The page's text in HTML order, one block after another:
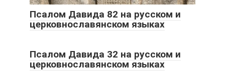
Псалом Давида 82 на русском и
церковнославянском языках
Псалом Давида 32 на русском и
церковнославянском языках